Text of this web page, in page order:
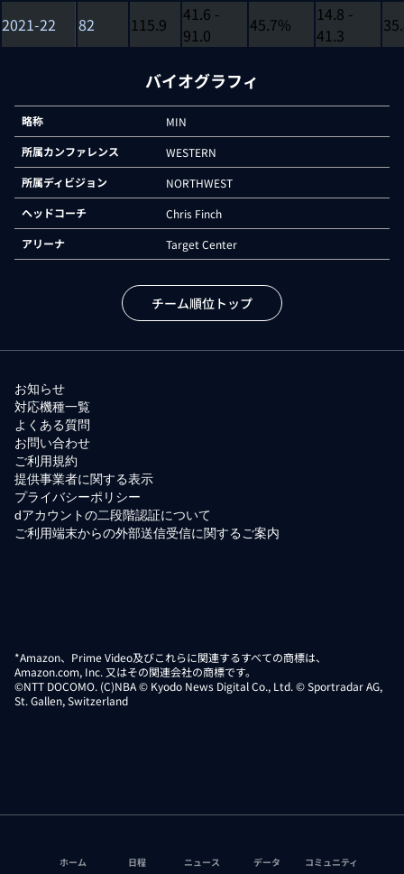
2021-22 82 115.9
41.6 -
91.0
45.7%
14.8 -
41.3
バイオグラフィ
略称
MIN
所属カンファレンス
WESTERN
所属ディビジョン
NORTHWEST
ヘッドコーチ
Chris Finch
アリーナ
Target Center
チーム順位トップ
お知らせ
対応機種一覧
よくある質問
お問い合わせ
ご利用規約
提供事業者に関する表示
プライバシーポリシー
dアカウントの二段階認証について
ご利用端末からの外部送信受信に関するご案内
*Amazon、Prime Video及びこれらに関連するすべての商標は、
Amazon.com, Inc. 又はその関連会社の商標です。
©NTT DOCOMO. (C)NBA © Kyodo News Digital Co., Ltd. © Sportradar AG,
St. Gallen, Switzerland
ホーム 日程 ニュース データ コミュニティ